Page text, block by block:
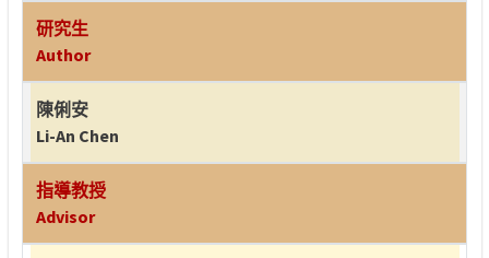
研究生
Author
陳俐安
Li-An Chen
指導教授
Advisor